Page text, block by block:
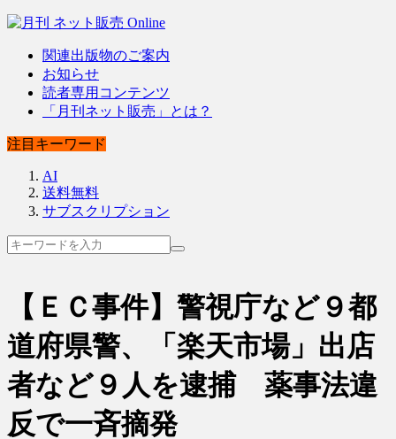
関連出版物のご案内
お知らせ
読者専用コンテンツ
「月刊ネット販売」とは？
注目キーワード
AI
送料無料
サブスクリプション
【ＥＣ事件】警視庁など９都
道府県警、「楽天市場」出店
者など９人を逮捕 薬事法違
反で一斉摘発